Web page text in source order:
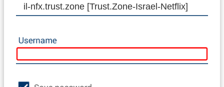
il-nfx.trust.zone [Trust.Zone-Israel-Netflix]